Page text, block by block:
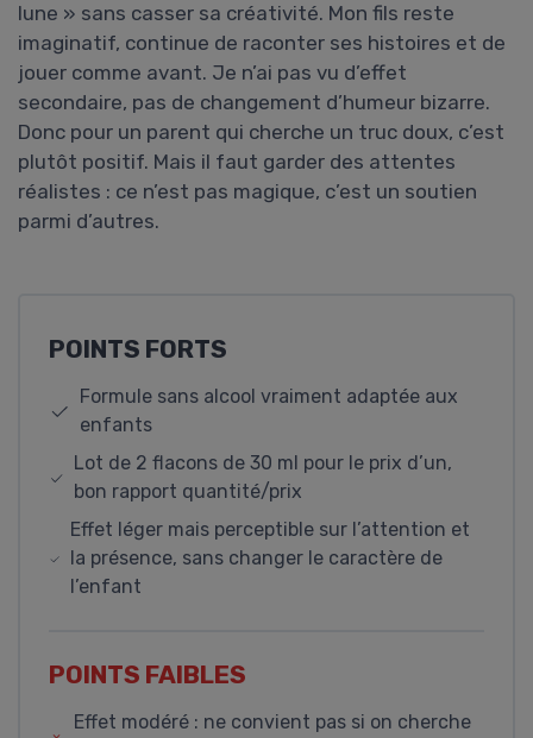
lune » sans casser sa créativité. Mon fils reste
imaginatif, continue de raconter ses histoires et de
jouer comme avant. Je n’ai pas vu d’effet
secondaire, pas de changement d’humeur bizarre.
Donc pour un parent qui cherche un truc doux, c’est
plutôt positif. Mais il faut garder des attentes
réalistes : ce n’est pas magique, c’est un soutien
parmi d’autres.
POINTS FORTS
Formule sans alcool vraiment adaptée aux
enfants
Lot de 2 flacons de 30 ml pour le prix d’un,
bon rapport quantité/prix
Effet léger mais perceptible sur l’attention et
la présence, sans changer le caractère de
l’enfant
POINTS FAIBLES
Effet modéré : ne convient pas si on cherche